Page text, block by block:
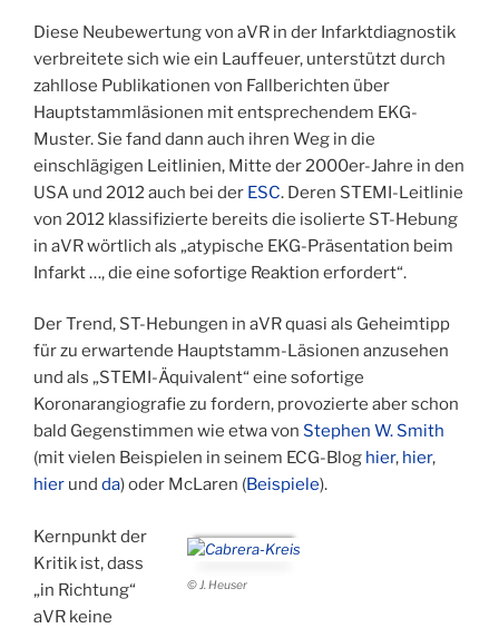
Diese Neubewertung von aVR in der Infarktdiagnostik
verbreitete sich wie ein Lauffeuer, unterstützt durch
zahllose Publikationen von Fallberichten über
Hauptstammläsionen mit entsprechendem EKG-
Muster. Sie fand dann auch ihren Weg in die
einschlägigen Leitlinien, Mitte der 2000er-Jahre in den
USA und 2012 auch bei der ESC. Deren STEMI-Leitlinie
von 2012 klassifizierte bereits die isolierte ST-Hebung
in aVR wörtlich als „atypische EKG-Präsentation beim
Infarkt …, die eine sofortige Reaktion erfordert“.
Der Trend, ST-Hebungen in aVR quasi als Geheimtipp
für zu erwartende Hauptstamm-Läsionen anzusehen
und als „STEMI-Äquivalent“ eine sofortige
Koronarangiografie zu fordern, provozierte aber schon
bald Gegenstimmen wie etwa von Stephen W. Smith
(mit vielen Beispielen in seinem ECG-Blog hier, hier,
hier und da) oder McLaren (Beispiele).
© J. Heuser
Kernpunkt der
Kritik ist, dass
„in Richtung“
aVR keine